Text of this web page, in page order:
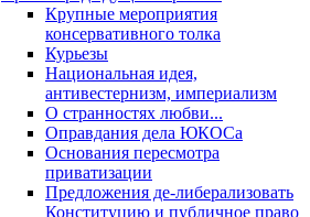
Крупные мероприятия
консервативного толка
Курьезы
Национальная идея,
антивестернизм, империализм
О странностях любви...
Оправдания дела ЮКОСа
Основания пересмотра
приватизации
Предложения де-либерализовать
Конституцию и публичное право